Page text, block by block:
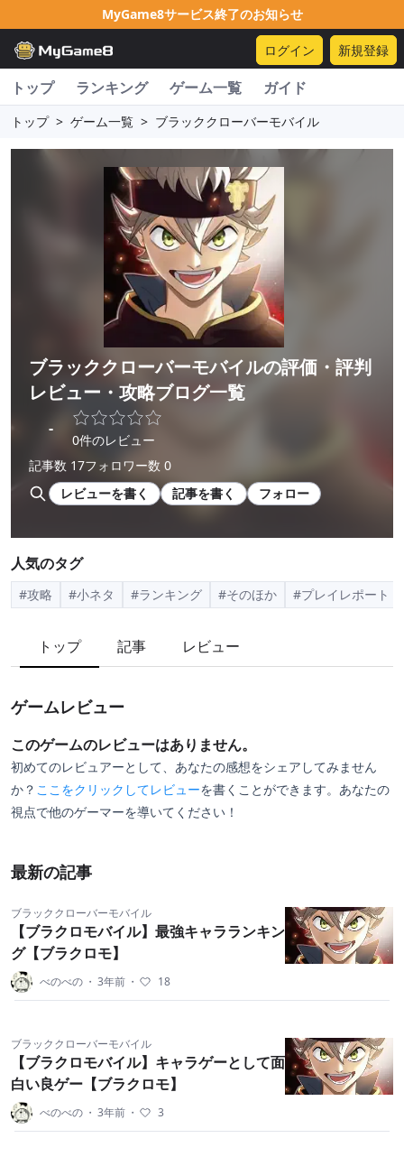
MyGame8サービス終了のお知らせ
ログイン 新規登録
トップ ランキング ゲーム一覧 ガイド
トップ > ゲーム一覧 > ブラッククローバーモバイル
ブラッククローバーモバイルの評価・評判
レビュー・攻略ブログ一覧
-
0件のレビュー
記事数 17フォロワー数 0
レビューを書く
記事を書く フォロー
人気のタグ
#攻略 #小ネタ #ランキング #そのほか #プレイレポート
トップ 記事 レビュー
ゲームレビュー
このゲームのレビューはありません。
初めてのレビュアーとして、あなたの感想をシェアしてみません
か？ ここをクリックしてレビューを書くことができます。あなたの
視点で他のゲーマーを導いてください！
最新の記事
ブラッククローバーモバイル
【ブラクロモバイル】最強キャラランキン
グ【ブラクロモ】
べのべの ・ 3年前 ・ 18
ブラッククローバーモバイル
【ブラクロモバイル】キャラゲーとして面
白い良ゲー【ブラクロモ】
べのべの ・ 3年前 ・ 3